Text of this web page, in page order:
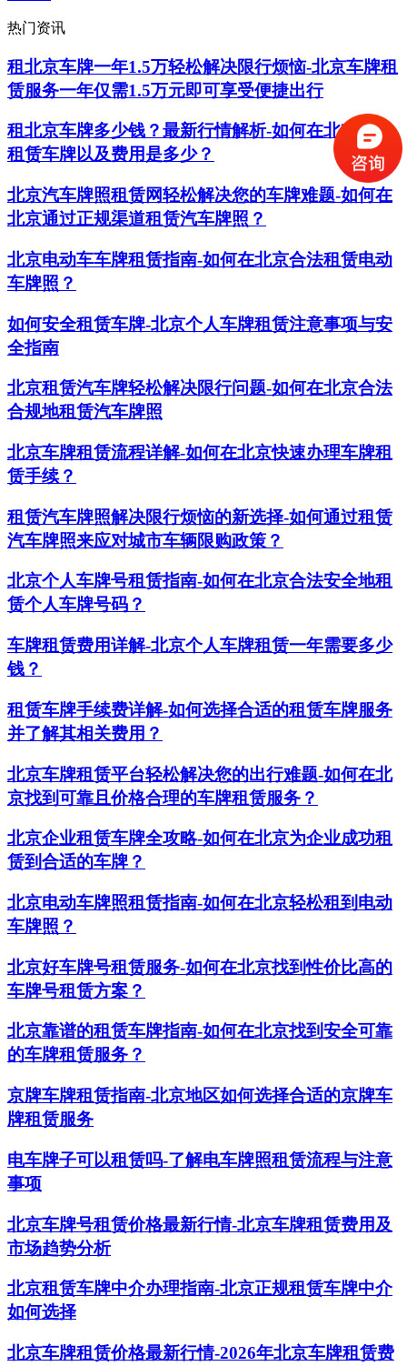
热门资讯
租北京车牌一年1.5万轻松解决限行烦恼-北京车牌租
赁服务一年仅需1.5万元即可享受便捷出行
租北京车牌多少钱？最新行情解析-如何在北京合法
租赁车牌以及费用是多少？
北京汽车牌照租赁网轻松解决您的车牌难题-如何在
北京通过正规渠道租赁汽车牌照？
北京电动车车牌租赁指南-如何在北京合法租赁电动
车牌照？
如何安全租赁车牌-北京个人车牌租赁注意事项与安
全指南
北京租赁汽车牌轻松解决限行问题-如何在北京合法
合规地租赁汽车牌照
北京车牌租赁流程详解-如何在北京快速办理车牌租
赁手续？
租赁汽车牌照解决限行烦恼的新选择-如何通过租赁
汽车牌照来应对城市车辆限购政策？
北京个人车牌号租赁指南-如何在北京合法安全地租
赁个人车牌号码？
车牌租赁费用详解-北京个人车牌租赁一年需要多少
钱？
租赁车牌手续费详解-如何选择合适的租赁车牌服务
并了解其相关费用？
北京车牌租赁平台轻松解决您的出行难题-如何在北
京找到可靠且价格合理的车牌租赁服务？
北京企业租赁车牌全攻略-如何在北京为企业成功租
赁到合适的车牌？
北京电动车牌照租赁指南-如何在北京轻松租到电动
车牌照？
北京好车牌号租赁服务-如何在北京找到性价比高的
车牌号租赁方案？
北京靠谱的租赁车牌指南-如何在北京找到安全可靠
的车牌租赁服务？
京牌车牌租赁指南-北京地区如何选择合适的京牌车
牌租赁服务
电车牌子可以租赁吗-了解电车牌照租赁流程与注意
事项
北京车牌号租赁价格最新行情-北京车牌租赁费用及
市场趋势分析
北京租赁车牌中介办理指南-北京正规租赁车牌中介
如何选择
北京车牌租赁价格最新行情-2026年北京车牌租赁费